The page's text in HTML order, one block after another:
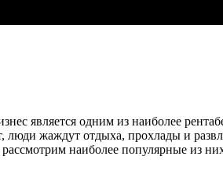
является одним из наиболее
люди жаждут отдыха, прохлады и
наиболее популярные из